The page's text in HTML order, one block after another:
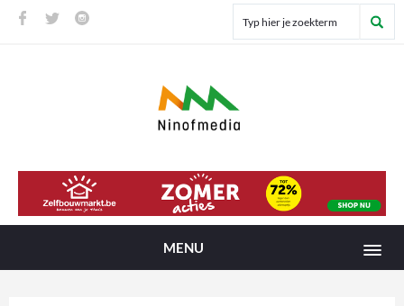
MENU